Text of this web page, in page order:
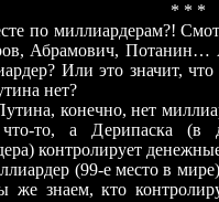
* * *
по миллиардерам?!
Абрамович,
Или это значит,
нет?
конечно, нет
то, а Дерипаска (в
контролирует
(99-е место в
же знаем, кто